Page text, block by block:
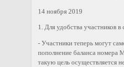
14 ноября 2019
1. Для удобства участников
- Участники теперь могут
пополнение баланса номера
такую цель осуществляется